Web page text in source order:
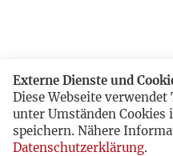
Externe Dienste und
Diese Webseite
unter Umständen Cookies
speichern. Nähere
Datenschutzerklärung.